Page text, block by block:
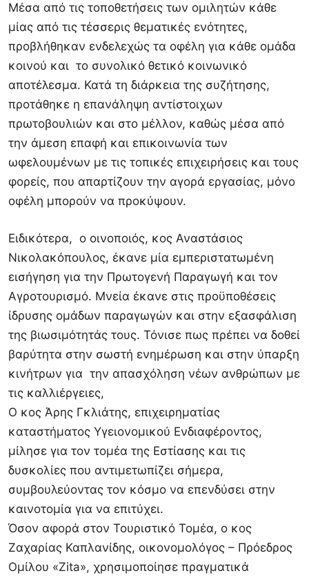
Μέσα από τις τοποθετήσεις των ομιλητών κάθε
μίας από τις τέσσερις θεματικές ενότητες,
προβλήθηκαν ενδελεχώς τα οφέλη για κάθε ομάδα
κοινού και το συνολικό θετικό κοινωνικό
αποτέλεσμα. Κατά τη διάρκεια της συζήτησης,
προτάθηκε η επανάληψη αντίστοιχων
πρωτοβουλιών και στο μέλλον, καθώς μέσα από
την άμεση επαφή και επικοινωνία των
ωφελουμένων με τις τοπικές επιχειρήσεις και τους
φορείς, που απαρτίζουν την αγορά εργασίας, μόνο
οφέλη μπορούν να προκύψουν.
Ειδικότερα, ο οινοποιός, κος Αναστάσιος
Νικολακόπουλος, έκανε μία εμπεριστατωμένη
εισήγηση για την Πρωτογενή Παραγωγή και τον
Αγροτουρισμό. Μνεία έκανε στις προϋποθέσεις
ίδρυσης ομάδων παραγωγών και στην εξασφάλιση
της βιωσιμότητάς τους. Τόνισε πως πρέπει να δοθεί
βαρύτητα στην σωστή ενημέρωση και στην ύπαρξη
κινήτρων για την απασχόληση νέων ανθρώπων με
τις καλλιέργειες,
Ο κος Άρης Γκλιάτης, επιχειρηματίας
καταστήματος Υγειονομικού Ενδιαφέροντος,
μίλησε για τον τομέα της Εστίασης και τις
δυσκολίες που αντιμετωπίζει σήμερα,
συμβουλεύοντας τον κόσμο να επενδύσει στην
καινοτομία για να επιτύχει.
Όσον αφορά στον Τουριστικό Τομέα, ο κος
Ζαχαρίας Καπλανίδης, οικονομολόγος – Πρόεδρος
Ομίλου «Zita», χρησιμοποίησε πραγματικά